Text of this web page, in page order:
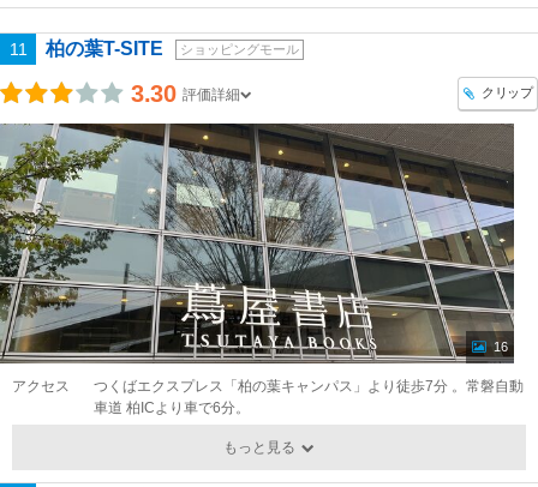
11 柏の葉T-SITE ショッピングモール
3.30 評価詳細 クリップ
16
アクセス
つくばエクスプレス「柏の葉キャンパス」より徒歩7分 。常磐自動
車道 柏ICより車で6分。
もっと見る